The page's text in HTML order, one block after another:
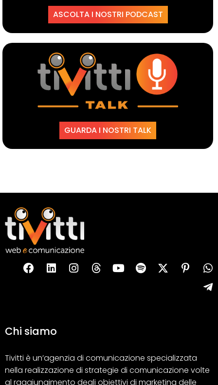
ASCOLTA I NOSTRI PODCAST
GUARDA I NOSTRI TALK
Chi siamo
Tivitti è un’agenzia di comunicazione specializzata
nella realizzazione di strategie di comunicazione volte
al raggiungimento degli obiettivi di marketing delle